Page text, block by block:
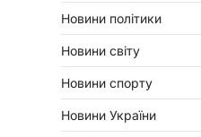
Новини політики
Новини світу
Новини спорту
Новини України